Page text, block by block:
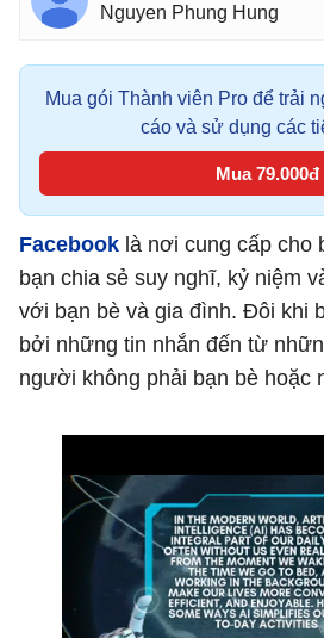
Nguyen Phung Hung
Mua gói Thành viên Pro để trải
cáo và sử dụng các
Mua 79.000đ
Facebook là nơi cung cấp cho
bạn chia sẻ suy nghĩ, kỷ niệm
với bạn bè và gia đình. Đôi khi
bởi những tin nhắn đến từ
người không phải bạn bè hoặc